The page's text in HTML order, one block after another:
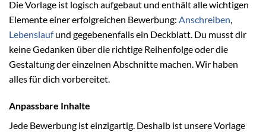
Die Vorlage ist logisch aufgebaut und enthält alle wichtigen
Elemente einer erfolgreichen Bewerbung: Anschreiben
Lebenslaufund gegebenenfalls ein Deckblatt. Du musst dir
keine Gedanken über die richtige Reihenfolge oder die
Gestaltung der einzelnen Abschnitte machen. Wir haben
alles für dich vorbereitet.
Anpassbare Inhalte
Jede Bewerbung ist einzigartig. Deshalb ist unsere Vorlage